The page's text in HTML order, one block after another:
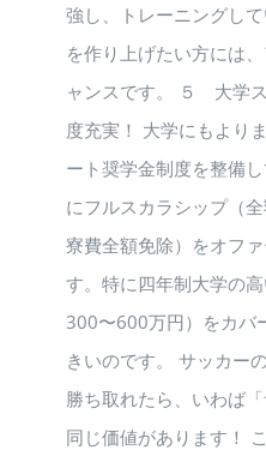
強し、トレーニングし
を作り上げたい方には
ャンスです。 ５ 大学
度充実！ 大学にもより
ート奨学金制度を整備
にフルスカラシップ（
寮費全額免除）をオフ
す。特に四年制大学の
300〜600万円）をカバ
きいのです。 サッカー
勝ち取れたら、いわば
同じ価値があります！